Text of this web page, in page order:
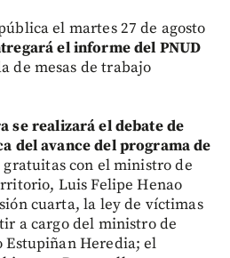
el martes 27 de agosto
el informe del PNUD
de mesas de trabajo
se realizará el debate de
del avance del programa de
gratuitas con el ministro de
Luis Felipe Henao
cuarta, la ley de víctimas
a cargo del ministro de
Heredia; el